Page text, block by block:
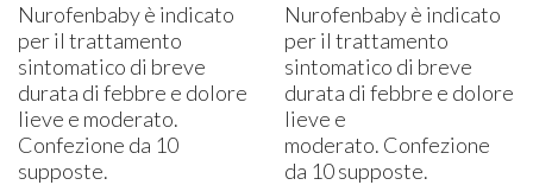
Nurofenbaby è indicato
per il trattamento
sintomatico di breve
durata di febbre e dolore
lieve e moderato.
Confezione da 10
supposte.
Nurofenbaby è indicato
per il trattamento
sintomatico di breve
durata di febbre e dolore
lieve e
moderato. Confezione
da 10 supposte.